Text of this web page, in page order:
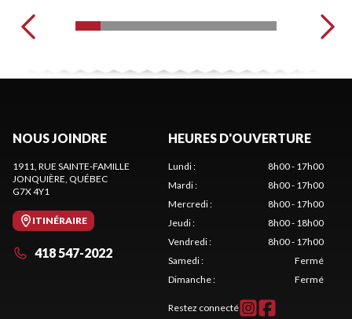
NOUS JOINDRE
1911, RUE SAINTE-FAMILLE
JONQUIÈRE, QUÉBEC
G7X 4Y1
ITINÉRAIRE
418 547-2022
HEURES D'OUVERTURE
Lundi:
8h00 - 17h00
Mardi:
8h00 - 17h00
Mercredi:
8h00 - 17h00
Jeudi:
8h00 - 18h00
Vendredi:
8h00 - 17h00
Samedi:
Fermé
Dimanche: Fermé
Restez connecté